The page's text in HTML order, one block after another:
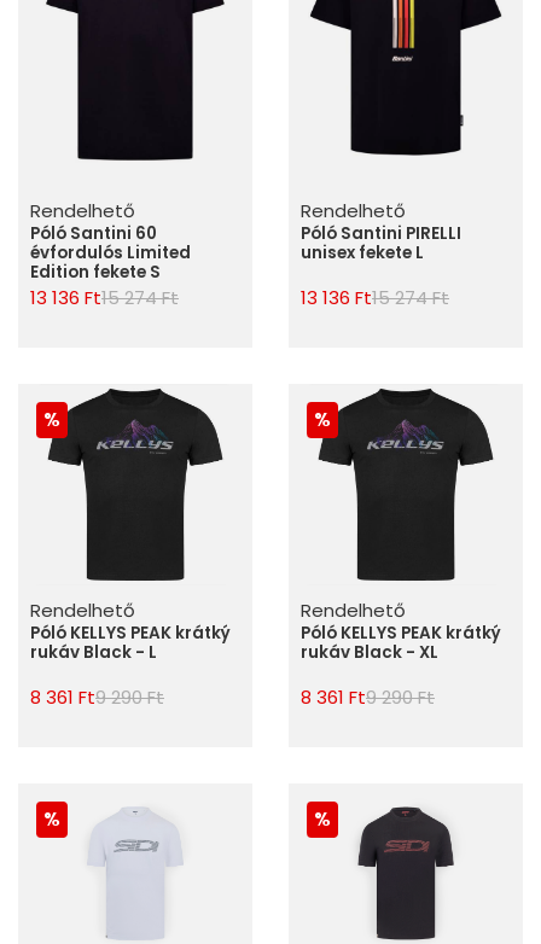
Rendelhető
Póló Santini 60
évfordulós Limited
Edition fekete S
13 136 Ft15 274 Ft
Rendelhető
Póló Santini PIRELLI
unisex fekete L
13 136 Ft15 274 Ft
Rendelhető
Póló KELLYS PEAK krátký
rukáv Black - L
8 361 Ft9 290 Ft
Rendelhető
Póló KELLYS PEAK krátký
rukáv Black - XL
8 361 Ft9 290 Ft